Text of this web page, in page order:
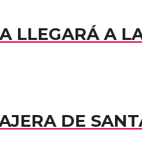
LLEGARÁ A
DE